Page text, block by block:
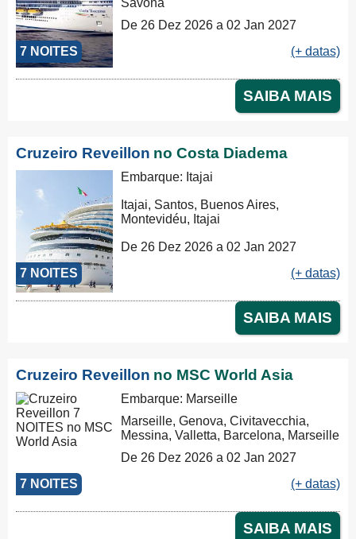
7 NOITES
Savona
De 26 Dez 2026 a 02 Jan 2027
(+ datas)
SAIBA MAIS
Cruzeiro Reveillon no Costa Diadema
7 NOITES
Embarque: Itajai
Itajai, Santos, Buenos Aires,
Montevidéu, Itajai
De 26 Dez 2026 a 02 Jan 2027
(+ datas)
SAIBA MAIS
Cruzeiro Reveillon no MSC World Asia
7 NOITES
Embarque: Marseille
Marseille, Genova, Civitavecchia,
Messina, Valletta, Barcelona, Marseille
De 26 Dez 2026 a 02 Jan 2027
(+ datas)
SAIBA MAIS